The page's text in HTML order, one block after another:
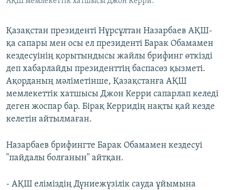
Қазақстан президенті Нұрсұлтан Назарбаев АҚШ-
қа сапары мен осы ел президенті Барак Обамамен
кездесуінің қорытындысы жайлы брифинг өткізді
деп хабарлайды президенттің баспасөз қызметі.
Ақорданың мәліметінше, Қазақстанға АҚШ
мемлекеттік хатшысы Джон Керри сапарлап келеді
деген жоспар бар. Бірақ Керридің нақты қай кезде
келетін айтылмаған.
Назарбаев брифингте Барак Обамамен кездесуі
"пайдалы болғанын" айтқан.
- АҚШ еліміздің Дүниежүзілік сауда ұйымына